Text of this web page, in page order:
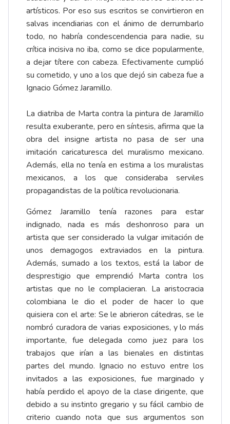
artísticos. Por eso sus escritos se convirtieron en
salvas incendiarias con el ánimo de derrumbarlo
todo, no habría condescendencia para nadie, su
crítica incisiva no iba, como se dice popularmente,
a dejar títere con cabeza. Efectivamente cumplió
su cometido, y uno a los que dejó sin cabeza fue a
Ignacio Gómez Jaramillo.
La diatriba de Marta contra la pintura de Jaramillo
resulta exuberante, pero en síntesis, afirma que la
obra del insigne artista no pasa de ser una
imitación caricaturesca del muralismo mexicano.
Además, ella no tenía en estima a los muralistas
mexicanos, a los que consideraba serviles
propagandistas de la política revolucionaria.
Gómez Jaramillo tenía razones para estar
indignado, nada es más deshonroso para un
artista que ser considerado la vulgar imitación de
unos demagogos extraviados en la pintura.
Además, sumado a los textos, está la labor de
desprestigio que emprendió Marta contra los
artistas que no le complacieran. La aristocracia
colombiana le dio el poder de hacer lo que
quisiera con el arte: Se le abrieron cátedras, se le
nombró curadora de varias exposiciones, y lo más
importante, fue delegada como juez para los
trabajos que irían a las bienales en distintas
partes del mundo. Ignacio no estuvo entre los
invitados a las exposiciones, fue marginado y
había perdido el apoyo de la clase dirigente, que
debido a su instinto gregario y su fácil cambio de
criterio cuando nota que sus argumentos son